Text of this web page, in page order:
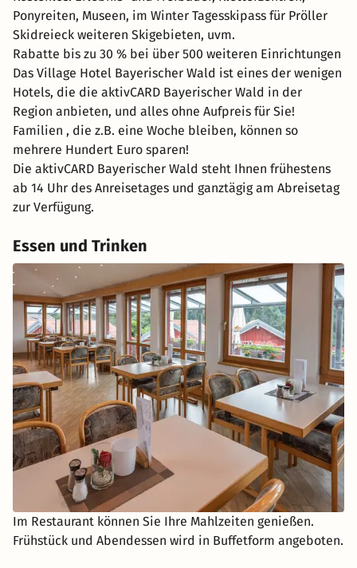
Ponyreiten, Museen, im Winter Tagesskipass für Pröller
Skidreieck weiteren Skigebieten, uvm.
Rabatte bis zu 30 % bei über 500 weiteren Einrichtungen
Das Village Hotel Bayerischer Wald ist eines der wenigen
Hotels, die die aktivCARD Bayerischer Wald in der
Region anbieten, und alles ohne Aufpreis für Sie!
Familien , die z.B. eine Woche bleiben, können so
mehrere Hundert Euro sparen!
Die aktivCARD Bayerischer Wald steht Ihnen frühestens
ab 14 Uhr des Anreisetages und ganztägig am Abreisetag
zur Verfügung.
Essen und Trinken
Im Restaurant können Sie Ihre Mahlzeiten genießen.
Frühstück und Abendessen wird in Buffetform angeboten.